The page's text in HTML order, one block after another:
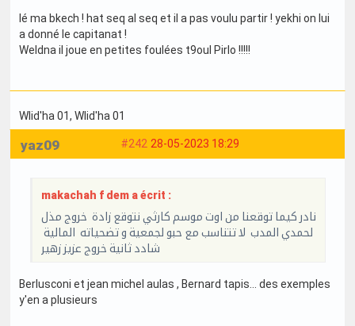
lé ma bkech ! hat seq al seq et il a pas voulu partir ! yekhi on lui
a donné le capitanat !
Weldna il joue en petites foulées t9oul Pirlo !!!!!
Wlid'ha 01, Wlid'ha 01
#242 28-05-2023 18:29
yaz09
makachah f dem a écrit :
نادر كيما توقعنا من اوت موسم كارثي نتوقع زادة خروج مذل
لحمدي المدب لا تتناسب مع حبو لجمعية و تضحياته المالية
شادد ثانية خروج عزيز زهير
Berlusconi et jean michel aulas , Bernard tapis... des exemples
y'en a plusieurs